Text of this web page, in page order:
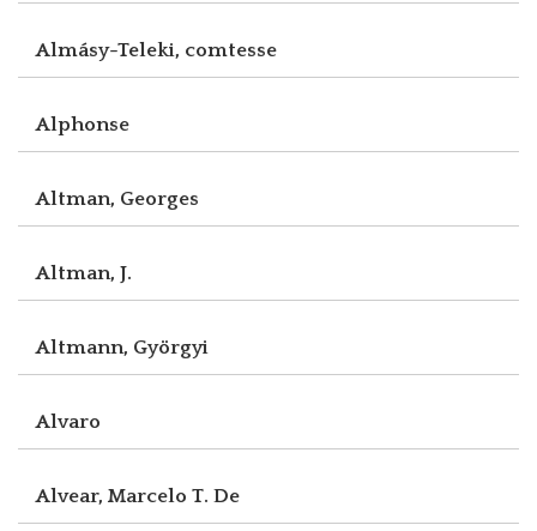
Almásy-Teleki, comtesse
Alphonse
Altman, Georges
Altman, J.
Altmann, Györgyi
Alvaro
Alvear, Marcelo T. De